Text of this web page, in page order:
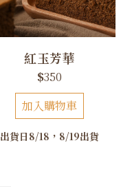
紅玉芳華
$350
加入購物車
出貨日8/18，8/19出貨